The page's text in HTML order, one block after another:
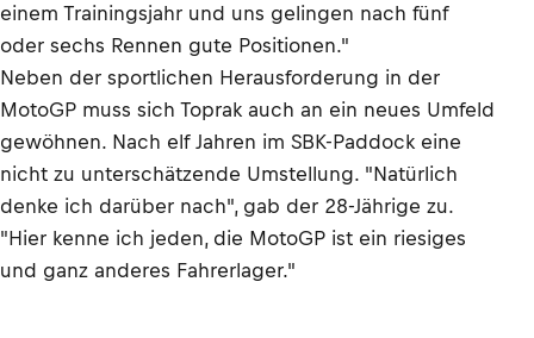
einem Trainingsjahr und uns gelingen nach fünf
oder sechs Rennen gute Positionen."
Neben der sportlichen Herausforderung in der
MotoGP muss sich Toprak auch an ein neues Umfeld
gewöhnen. Nach elf Jahren im SBK-Paddock eine
nicht zu unterschätzende Umstellung. "Natürlich
denke ich darüber nach", gab der 28-Jährige zu.
"Hier kenne ich jeden, die MotoGP ist ein riesiges
und ganz anderes Fahrerlager."